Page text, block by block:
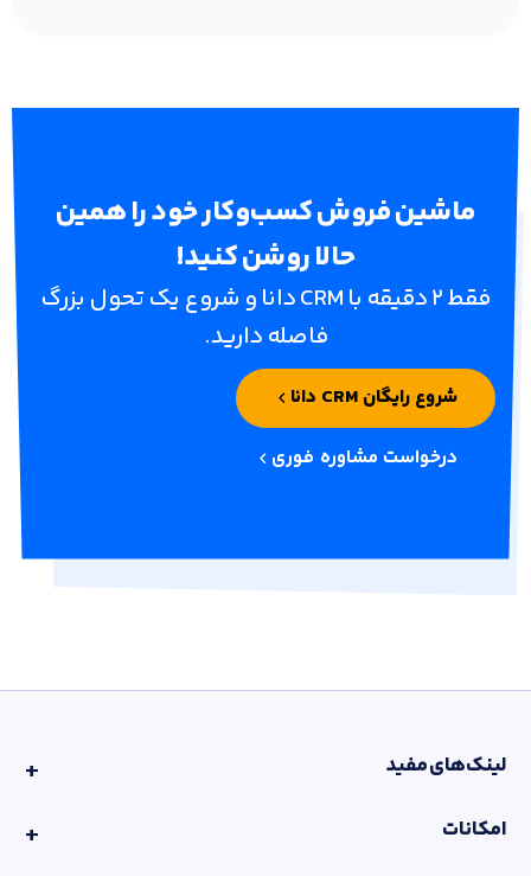
ماشین فروش کسب‌وکار خود را همین
حالا روشن کنید!
فقط ۲ دقیقه با CRM دانا و شروع یک تحول بزرگ
فاصله دارید.
شروع رایگان CRM دانا
درخواست مشاوره فوری
لینک‌های مفید
امکانات